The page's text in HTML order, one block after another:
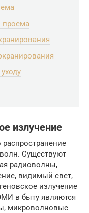
проема
излучение
Существуют
радиоволны,
видимый свет,
излучение
в быту являются
микроволновые